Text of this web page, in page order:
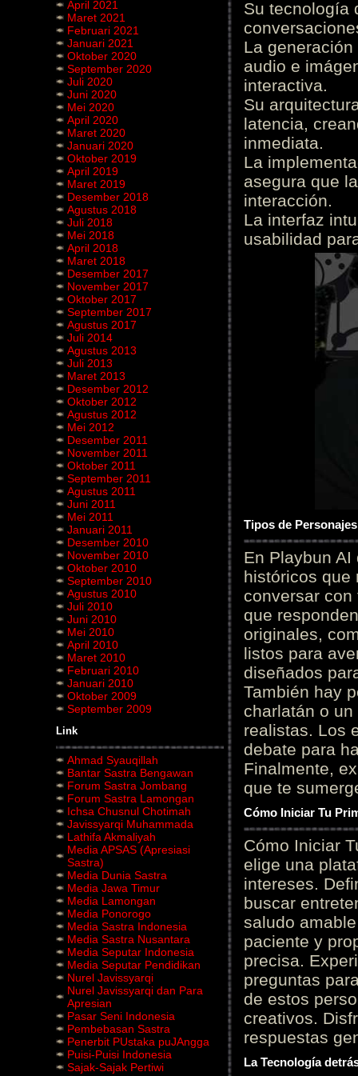
April 2021
Maret 2021
Februari 2021
Januari 2021
Oktober 2020
September 2020
Juli 2020
Juni 2020
Mei 2020
April 2020
Maret 2020
Januari 2020
Oktober 2019
April 2019
Maret 2019
Desember 2018
Agustus 2018
Juli 2018
Mei 2018
April 2018
Maret 2018
Desember 2017
November 2017
Oktober 2017
September 2017
Agustus 2017
Juli 2014
Agustus 2013
Juli 2013
Maret 2013
Desember 2012
Oktober 2012
Agustus 2012
Mei 2012
Desember 2011
November 2011
Oktober 2011
September 2011
Agustus 2011
Juni 2011
Mei 2011
Januari 2011
Desember 2010
November 2010
Oktober 2010
September 2010
Agustus 2010
Juli 2010
Juni 2010
Mei 2010
April 2010
Maret 2010
Februari 2010
Januari 2010
Oktober 2009
September 2009
Link
Ahmad Syauqillah
Bantar Sastra Bengawan
Forum Sastra Jombang
Forum Sastra Lamongan
Ichsa Chusnul Chotimah
Javissyarqi Muhammada
Lathifa Akmaliyah
Media APSAS (Apresiasi
Sastra)
Media Dunia Sastra
Media Jawa Timur
Media Lamongan
Media Ponorogo
Media Sastra Indonesia
Media Sastra Nusantara
Media Seputar Indonesia
Media Seputar Pendidikan
Nurel Javissyarqi
Nurel Javissyarqi dan Para
Apresian
Pasar Seni Indonesia
Pembebasan Sastra
Penerbit PUstaka puJAngga
Puisi-Puisi Indonesia
Sajak-Sajak Pertiwi
Su tecnología
La
audio e
interactiva.
Su
latencia,
inmediata.
La
asegura que
interacción.
La interfaz
usabilidad
Tipos de
En Playbun
históricos que
conversar
que
originales,
listos para
diseñados
También hay
charlatán o
realistas. Los
debate para
Finalmente,
que te
Cómo Iniciar Tu
Cómo Iniciar
elige una
intereses.
buscar
saludo
paciente y
precisa.
preguntas
de estos
creativos.
respuestas
La Tecnología